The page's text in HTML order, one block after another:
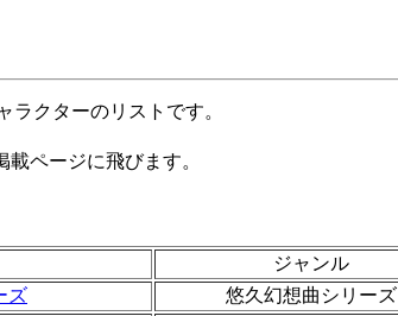
ラクターのリストです。
ページに飛びます。
ジャンル
ズ 悠久幻想曲シリーズ